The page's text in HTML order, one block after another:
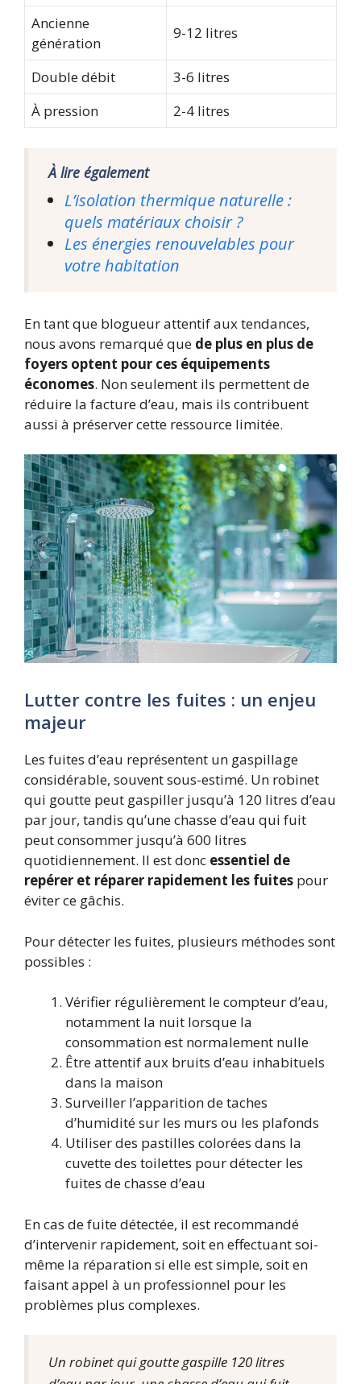
Ancienne
génération
9-12 litres
Double débit
3-6 litres
À pression
2-4 litres
À lire également
L’isolation thermique naturelle :
quels matériaux choisir ?
Les énergies renouvelables pour
votre habitation
En tant que blogueur attentif aux tendances,
nous avons remarqué que de plus en plus de
foyers optent pour ces équipements
économes. Non seulement ils permettent de
réduire la facture d’eau, mais ils contribuent
aussi à préserver cette ressource limitée.
Lutter contre les fuites : un enjeu
majeur
Les fuites d’eau représentent un gaspillage
considérable, souvent sous-estimé. Un robinet
qui goutte peut gaspiller jusqu’à 120 litres d’eau
par jour, tandis qu’une chasse d’eau qui fuit
peut consommer jusqu’à 600 litres
quotidiennement. Il est donc essentiel de
repérer et réparer rapidement les fuites pour
éviter ce gâchis.
Pour détecter les fuites, plusieurs méthodes sont
possibles :
Vérifier régulièrement le compteur d’eau,
notamment la nuit lorsque la
consommation est normalement nulle
Être attentif aux bruits d’eau inhabituels
dans la maison
Surveiller l’apparition de taches
d’humidité sur les murs ou les plafonds
Utiliser des pastilles colorées dans la
cuvette des toilettes pour détecter les
fuites de chasse d’eau
En cas de fuite détectée, il est recommandé
d’intervenir rapidement, soit en effectuant soi-
même la réparation si elle est simple, soit en
faisant appel à un professionnel pour les
problèmes plus complexes.
Un robinet qui goutte gaspille 120 litres